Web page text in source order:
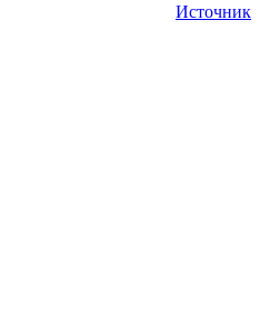
Источник